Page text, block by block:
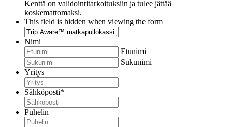
Kenttä on validointitarkoituksiin ja tulee jättää
koskemattomaksi.
This field is hidden when viewing the form
Nimi
Etunimi
Sukunimi
Yritys
Sähköposti*
Puhelin